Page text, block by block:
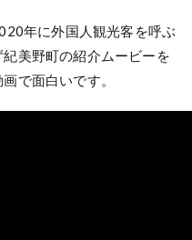
年に外国人観光客を呼ぶ
美野町の紹介ムービーを
で面白いです。